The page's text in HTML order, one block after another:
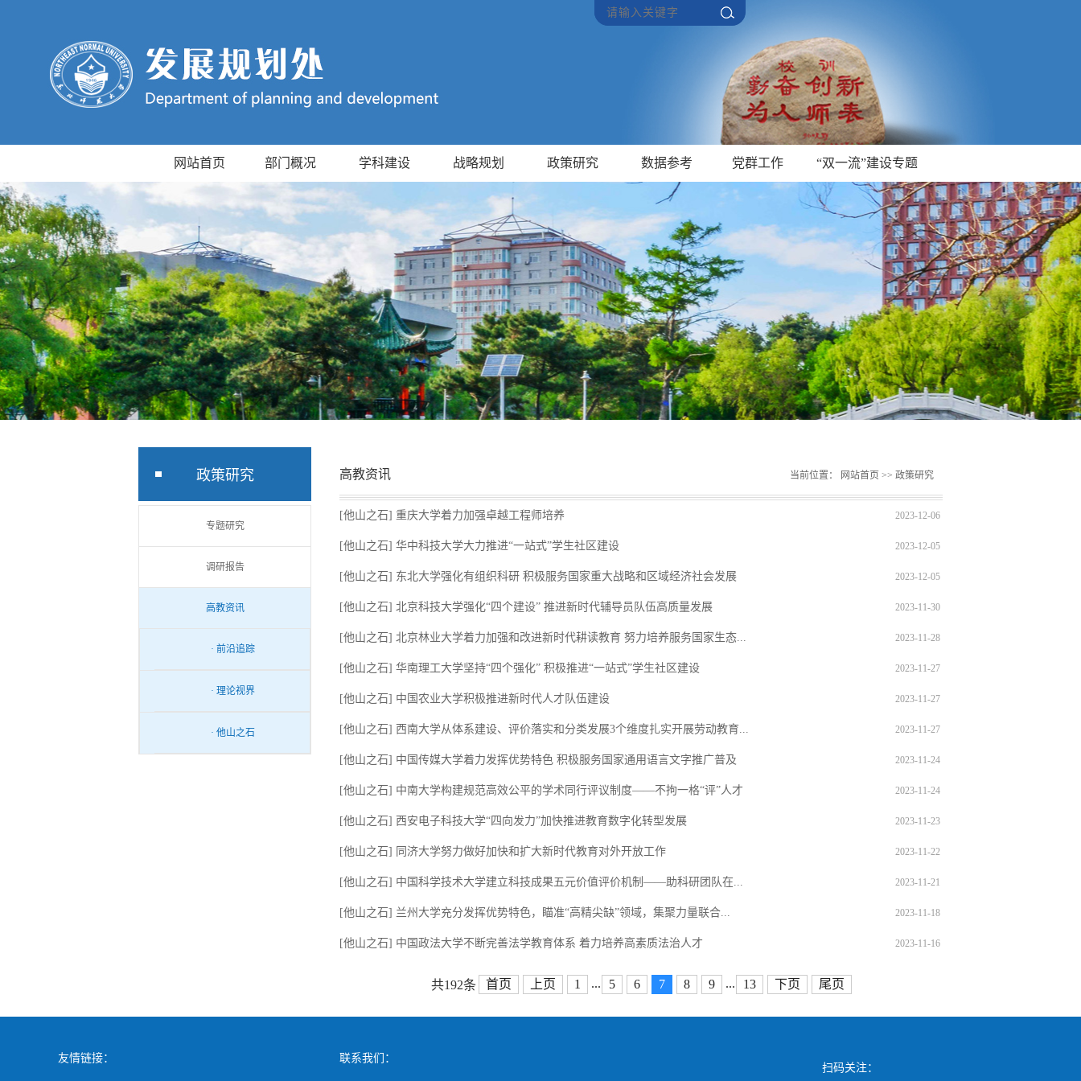
网站首页 部门概况 学科建设 战略规划 政策研究 数据参考 党群工作 “双一流”建设专题
政策研究
专题研究
调研报告
高教资讯
· 前沿追踪
· 理论视界
· 他山之石
高教资讯 当前位置： 网站首页 >> 政策研究
[他山之石] 重庆大学着力加强卓越工程师培养 2023-12-06
[他山之石] 华中科技大学大力推进“一站式”学生社区建设 2023-12-05
[他山之石] 东北大学强化有组织科研 积极服务国家重大战略和区域经济社会发展 2023-12-05
[他山之石] 北京科技大学强化“四个建设” 推进新时代辅导员队伍高质量发展 2023-11-30
[他山之石] 北京林业大学着力加强和改进新时代耕读教育 努力培养服务国家生态... 2023-11-28
[他山之石] 华南理工大学坚持“四个强化” 积极推进“一站式”学生社区建设 2023-11-27
[他山之石] 中国农业大学积极推进新时代人才队伍建设 2023-11-27
[他山之石] 西南大学从体系建设、评价落实和分类发展3个维度扎实开展劳动教育... 2023-11-27
[他山之石] 中国传媒大学着力发挥优势特色 积极服务国家通用语言文字推广普及 2023-11-24
[他山之石] 中南大学构建规范高效公平的学术同行评议制度——不拘一格“评”人才 2023-11-24
[他山之石] 西安电子科技大学“四向发力”加快推进教育数字化转型发展 2023-11-23
[他山之石] 同济大学努力做好加快和扩大新时代教育对外开放工作 2023-11-22
[他山之石] 中国科学技术大学建立科技成果五元价值评价机制——助科研团队在... 2023-11-21
[他山之石] 兰州大学充分发挥优势特色，瞄准“高精尖缺”领域，集聚力量联合... 2023-11-18
[他山之石] 中国政法大学不断完善法学教育体系 着力培养高素质法治人才 2023-11-16
共192条 首页 上页 1 ... 5 6 7 8 9 ... 13 下页 尾页
友情链接：
联系我们：
扫码关注：